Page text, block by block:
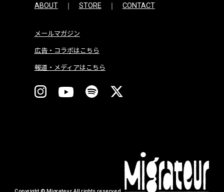
ABOUT STORE CONTACT
メールマガジン
広告・コラボはこちら
報道・メディアはこちら